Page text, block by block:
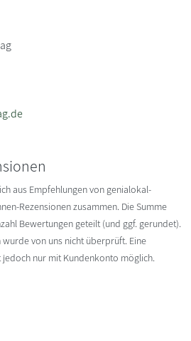
aus Empfehlungen von genialokal-
Rezensionen zusammen. Die Summe
Bewertungen geteilt (und ggf. gerundet).
von uns nicht überprüft. Eine
nur mit Kundenkonto möglich.